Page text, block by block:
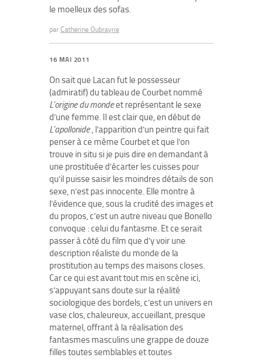
le moelleux des sofas.
par Catherine Oubrayrie
16 MAI 2011
On sait que Lacan fut le possesseur
(admiratif) du tableau de Courbet nommé
L’origine du mondeet représentant le sexe
d’une femme. Il est clair que, en début de
L’apollonide, l’apparition d’un peintre qui fait
penser à ce même Courbet et que l’on
trouve in situ si je puis dire en demandant à
une prostituée d’écarter les cuisses pour
qu’il puisse saisir les moindres détails de son
sexe, n’est pas innocente. Elle montre à
l’évidence que, sous la crudité des images et
du propos, c’est un autre niveau que Bonello
convoque : celui du fantasme. Et ce serait
passer à côté du film que d’y voir une
description réaliste du monde de la
prostitution au temps des maisons closes.
Car ce qui est avant tout mis en scène ici,
s’appuyant sans doute sur la réalité
sociologique des bordels, c’est un univers en
vase clos, chaleureux, accueillant, presque
maternel, offrant à la réalisation des
fantasmes masculins une grappe de douze
filles toutes semblables et toutes